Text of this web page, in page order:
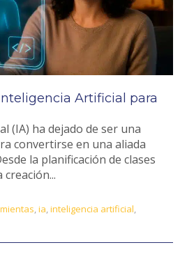
Artificial para
(IA) ha dejado de ser una
convertirse en una aliada
la planificación de clases
,ia,inteligencia artificial,